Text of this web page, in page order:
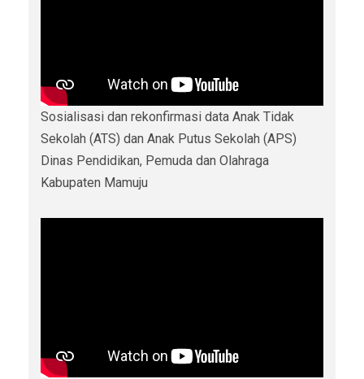
Sosialisasi dan rekonfirmasi data Anak Tidak
Sekolah (ATS) dan Anak Putus Sekolah (APS)
Dinas Pendidikan, Pemuda dan Olahraga
Kabupaten Mamuju